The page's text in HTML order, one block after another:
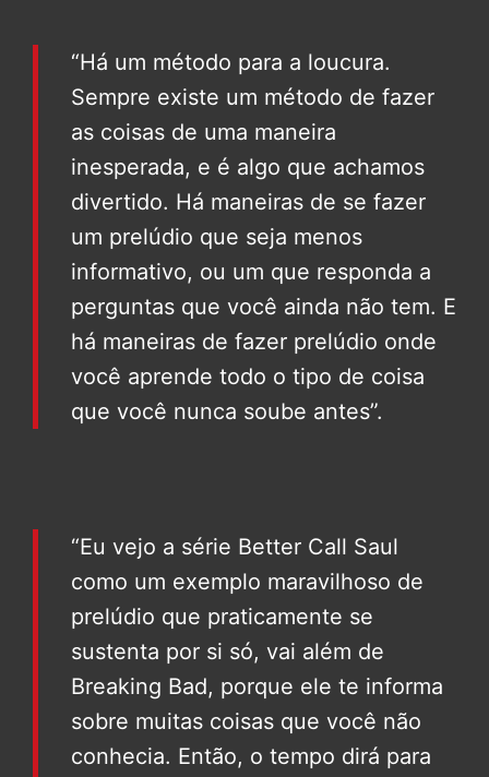
“Há um método para a loucura.
Sempre existe um método de fazer
as coisas de uma maneira
inesperada, e é algo que achamos
divertido. Há maneiras de se fazer
um prelúdio que seja menos
informativo, ou um que responda a
perguntas que você ainda não tem. E
há maneiras de fazer prelúdio onde
você aprende todo o tipo de coisa
que você nunca soube antes”.
“Eu vejo a série Better Call Saul
como um exemplo maravilhoso de
prelúdio que praticamente se
sustenta por si só, vai além de
Breaking Bad, porque ele te informa
sobre muitas coisas que você não
conhecia. Então, o tempo dirá para